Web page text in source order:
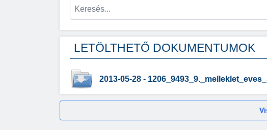
LETÖLTHETŐ DOKUMENTUMOK
2013-05-28 -